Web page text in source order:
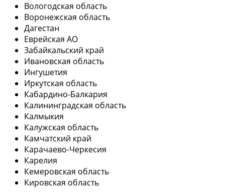
Вологодская область
Воронежская область
Дагестан
Еврейская АО
Забайкальский край
Ивановская область
Ингушетия
Иркутская область
Кабардино-Балкария
Калининградская область
Калмыкия
Калужская область
Камчатский край
Карачаево-Черкесия
Карелия
Кемеровская область
Кировская область